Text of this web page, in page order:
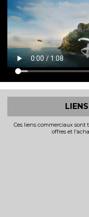
Ces liens commerciaux
offres et